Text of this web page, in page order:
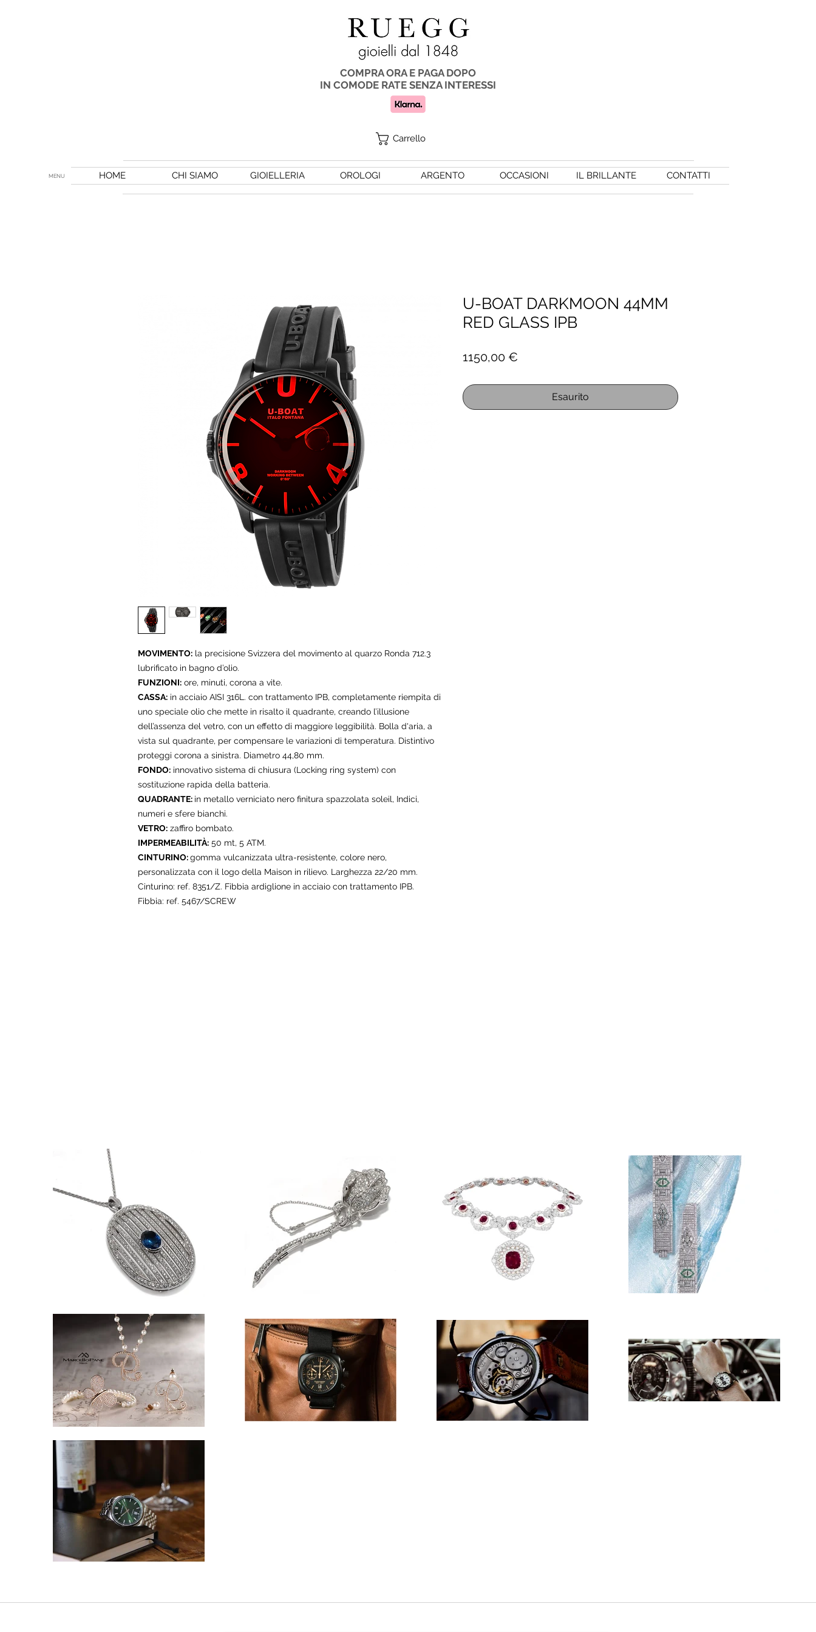
COMPRA ORA E PAGA DOPO
IN COMODE RATE SENZA INTERESSI
Carrello
MENU HOME CHI SIAMO GIOIELLERIA OROLOGI ARGENTO OCCASIONI IL BRILLANTE CONTATTI
MOVIMENTO: la precisione Svizzera del movimento al quarzo Ronda 712.3
lubrificato in bagno d’olio.
FUNZIONI: ore, minuti, corona a vite.
CASSA: in acciaio AISI 316L. con trattamento IPB, completamente riempita di
uno speciale olio che mette in risalto il quadrante, creando l’illusione
dell’assenza del vetro, con un effetto di maggiore leggibilità. Bolla d'aria, a
vista sul quadrante, per compensare le variazioni di temperatura. Distintivo
proteggi corona a sinistra. Diametro 44,80 mm.
FONDO: innovativo sistema di chiusura (Locking ring system) con
sostituzione rapida della batteria.
QUADRANTE: in metallo verniciato nero finitura spazzolata soleil, Indici,
numeri e sfere bianchi.
VETRO: zaffiro bombato.
IMPERMEABILITÀ: 50 mt, 5 ATM.
CINTURINO:gomma vulcanizzata ultra-resistente, colore nero,
personalizzata con il logo della Maison in rilievo. Larghezza 22/20 mm.
Cinturino: ref. 8351/Z. Fibbia ardiglione in acciaio con trattamento IPB.
Fibbia: ref. 5467/SCREW
U-BOAT DARKMOON 44MM
RED GLASS IPB
1150,00 €
Esaurito